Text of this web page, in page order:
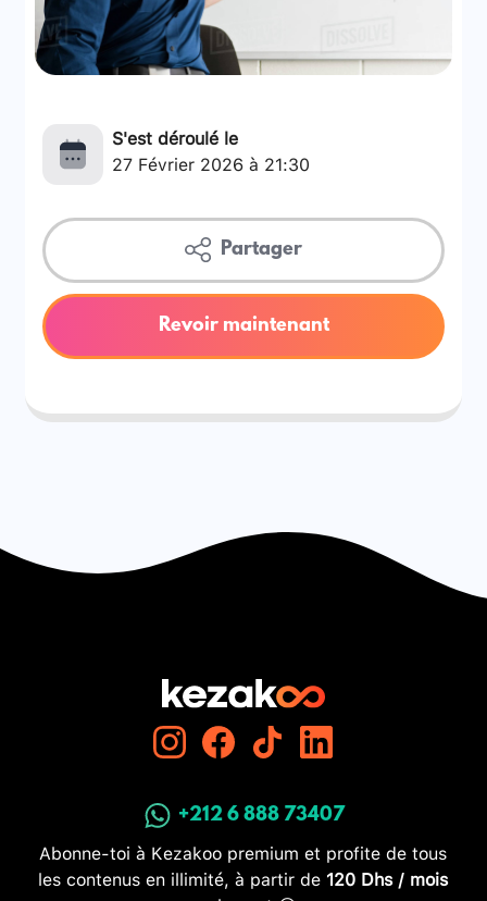
S'est déroulé le
27 Février 2026 à 21:30
Partager
Revoir maintenant
+212 6 888 73407
Abonne-toi à Kezakoo premium et profite de tous
les contenus en illimité, à partir de 120 Dhs / mois